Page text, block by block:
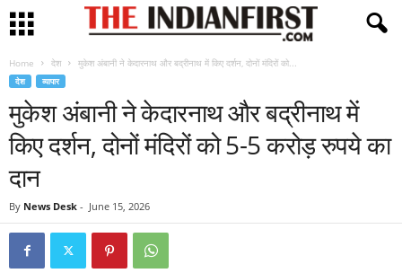
Home देश मुकेश अंबानी ने केदारनाथ और बद्रीनाथ में किए दर्शन, दोनों मंदिरों को...
देश व्यापार
मुकेश अंबानी ने केदारनाथ और बद्रीनाथ में
किए दर्शन, दोनों मंदिरों को 5-5 करोड़ रुपये का
दान
By News Desk - June 15, 2026